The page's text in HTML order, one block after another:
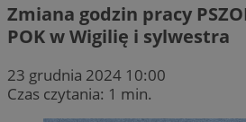
Zmiana godzin pracy
POK w Wigilię i sylwestra
23 grudnia 2024 10:00
Czas czytania: 1 min.